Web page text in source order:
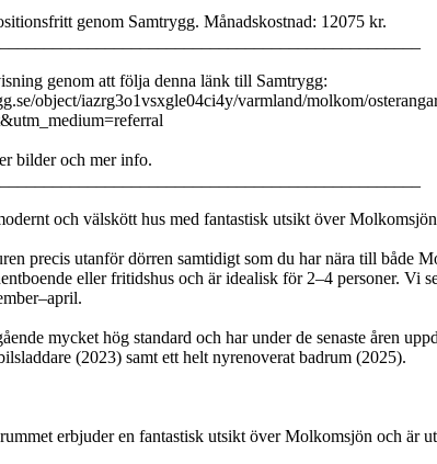
genom Samtrygg. Månadskostnad: 12075 kr.
genom att följa denna länk till Samtrygg:
object/iazrg3o1vsxgle04ci4y/varmland/molkom/
bilder och mer info.
och välskött hus med fantastisk utsikt över
precis utanför dörren samtidigt som du har nära till både
eller fritidshus och är idealisk för 2–4 personer. Vi
mycket hög standard och har under de senaste åren
(2023) samt ett helt nyrenoverat badrum (2025).
erbjuder en fantastisk utsikt över Molkomsjön och är